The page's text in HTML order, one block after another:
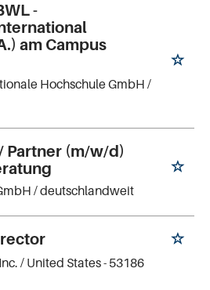
-
am Campus
Hochschule GmbH /
Partner (m/w/d)
/ deutschlandweit
/ United States - 53186